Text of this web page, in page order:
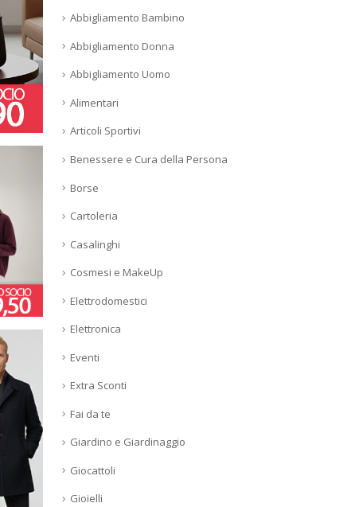
Abbigliamento Bambino
Abbigliamento Donna
Abbigliamento Uomo
Alimentari
Articoli Sportivi
Benessere e Cura della Persona
Borse
Cartoleria
Casalinghi
Cosmesi e MakeUp
Elettrodomestici
Elettronica
Eventi
Extra Sconti
Fai da te
Giardino e Giardinaggio
Giocattoli
Gioielli